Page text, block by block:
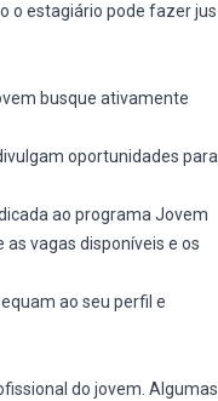
o estagiário pode fazer jus
busque ativamente
oportunidades para
ao programa Jovem
vagas disponíveis e os
ao seu perfil e
do jovem. Algumas